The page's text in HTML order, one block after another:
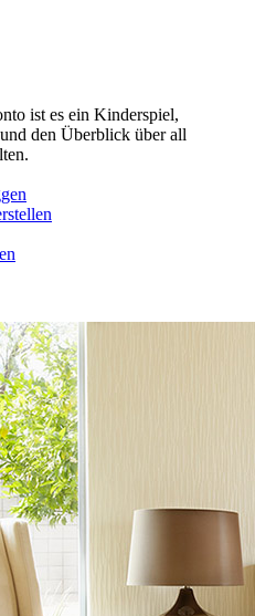
ist es ein Kinderspiel,
den Überblick über all